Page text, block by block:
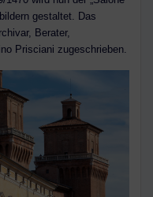
gestaltet. Das
Berater,
Prisciani zugeschrieben.